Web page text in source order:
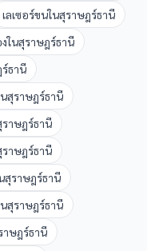
เลเซอร์ขนในสุราษฎร์ธานี
ในสุราษฎร์ธานี
ธานี
สุราษฎร์ธานี
าษฎร์ธานี
าษฎร์ธานี
สุราษฎร์ธานี
สุราษฎร์ธานี
าษฎร์ธานี